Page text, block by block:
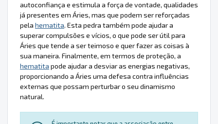
autoconfiança e estimula a força de vontade, qualidades
já presentes em Áries, mas que podem ser reforçadas
pela hematita. Esta pedra também pode ajudar a
superar compulsões e vícios, o que pode ser útil para
Áries que tende a ser teimoso e quer fazer as coisas à
sua maneira. Finalmente, em termos de proteção, a
hematita pode ajudar a desviar as energias negativas,
proporcionando a Áries uma defesa contra influências
externas que possam perturbar o seu dinamismo
natural.